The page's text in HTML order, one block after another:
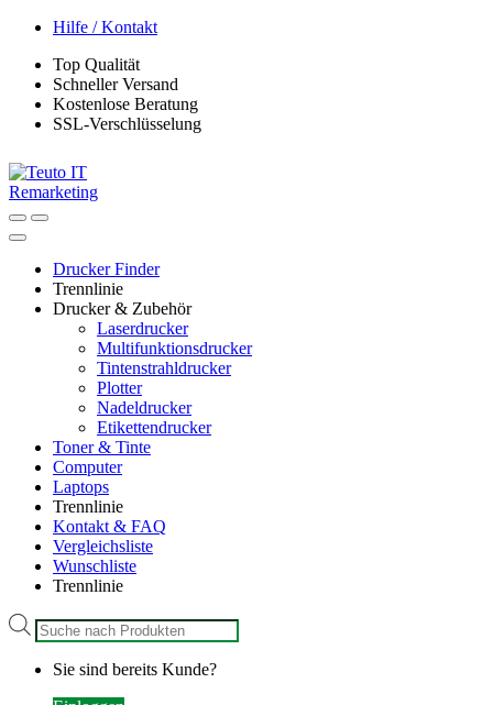
Skip
navigation
Skip
content
Hilfe / Kontakt
Top Qualität
Schneller Versand
Kostenlose Beratung
SSL-Verschlüsselung
Drucker Finder
Trennlinie
Drucker & Zubehör
Laserdrucker
Multifunktionsdrucker
Tintenstrahldrucker
Plotter
Nadeldrucker
Etikettendrucker
Toner & Tinte
Computer
Laptops
Trennlinie
Kontakt & FAQ
Vergleichsliste
Wunschliste
Trennlinie
Products
search
Sie sind bereits Kunde?